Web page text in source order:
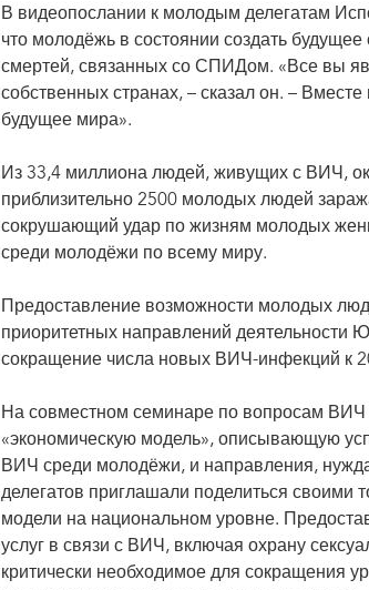
В видеопослании к молодым делегатам
что молодёжь в состоянии создать
смертей, связанных со СПИДом. «Все вы
собственных странах, – сказал он. –
будущее мира».
Из 33,4 миллиона людей, живущих с ВИЧ,
приблизительно 2500 молодых людей
сокрушающий удар по жизням молодых
среди молодёжи по всему миру.
Предоставление возможности молодых
приоритетных направлений
сокращение числа новых ВИЧ-инфекций к
На совместном семинаре по вопросам
«экономическую модель», описывающую
ВИЧ среди молодёжи, и направления,
делегатов приглашали поделиться своими
модели на национальном уровне.
услуг в связи с ВИЧ, включая охрану
критически необходимое для сокращения